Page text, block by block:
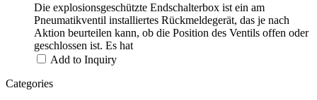
Die explosionsgeschützte Endschalterbox ist ein am
Pneumatikventil installiertes Rückmeldegerät, das je nach
Aktion beurteilen kann, ob die Position des Ventils offen oder
geschlossen ist. Es hat
Add to Inquiry
Categories